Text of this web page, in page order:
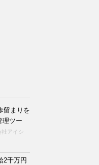
留まりを
理ツー
社アイシ
2千万円